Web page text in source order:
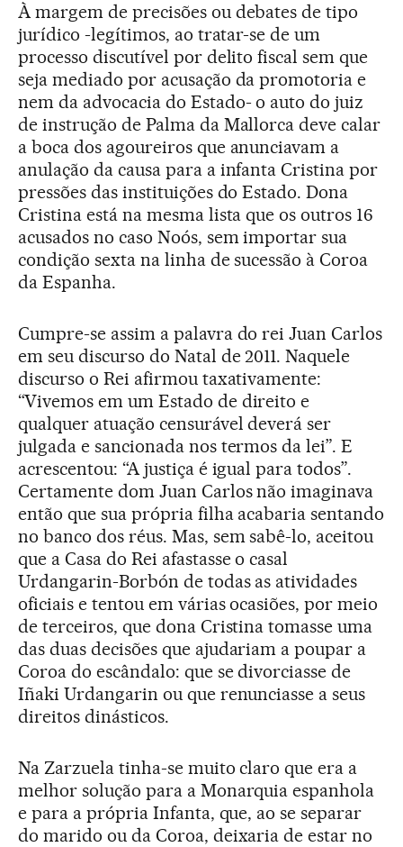
À margem de precisões ou debates de tipo
jurídico -legítimos, ao tratar-se de um
processo discutível por delito fiscal sem que
seja mediado por acusação da promotoria e
nem da advocacia do Estado- o auto do juiz
de instrução de Palma da Mallorca deve calar
a boca dos agoureiros que anunciavam a
anulação da causa para a infanta Cristina por
pressões das instituições do Estado. Dona
Cristina está na mesma lista que os outros 16
acusados no caso Noós, sem importar sua
condição sexta na linha de sucessão à Coroa
da Espanha.
Cumpre-se assim a palavra do rei Juan Carlos
em seu discurso do Natal de 2011. Naquele
discurso o Rei afirmou taxativamente:
“Vivemos em um Estado de direito e
qualquer atuação censurável deverá ser
julgada e sancionada nos termos da lei”. E
acrescentou: “A justiça é igual para todos”.
Certamente dom Juan Carlos não imaginava
então que sua própria filha acabaria sentando
no banco dos réus. Mas, sem sabê-lo, aceitou
que a Casa do Rei afastasse o casal
Urdangarin-Borbón de todas as atividades
oficiais e tentou em várias ocasiões, por meio
de terceiros, que dona Cristina tomasse uma
das duas decisões que ajudariam a poupar a
Coroa do escândalo: que se divorciasse de
Iñaki Urdangarin ou que renunciasse a seus
direitos dinásticos.
Na Zarzuela tinha-se muito claro que era a
melhor solução para a Monarquia espanhola
e para a própria Infanta, que, ao se separar
do marido ou da Coroa, deixaria de estar no